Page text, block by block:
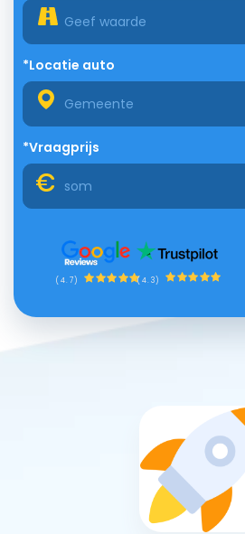
*Locatie auto
*Vraagprijs
(4.7) (4.3)